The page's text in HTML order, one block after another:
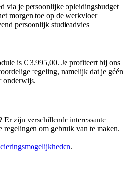
via je persoonlijke opleidingsbudget
morgen toe op de werkvloer
persoonlijk studieadvies
is € 3.995,00. Je profiteert bij ons
regeling, namelijk dat je géén
onderwijs.
Er zijn verschillende interessante
om gebruik van te maken.
.